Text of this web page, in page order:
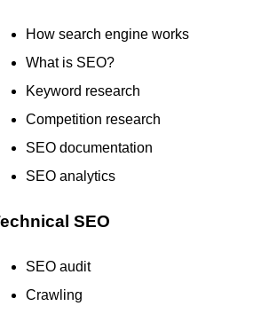
How search engine works
What is SEO?
Keyword research
Competition research
SEO documentation
SEO analytics
SEO
SEO audit
Crawling